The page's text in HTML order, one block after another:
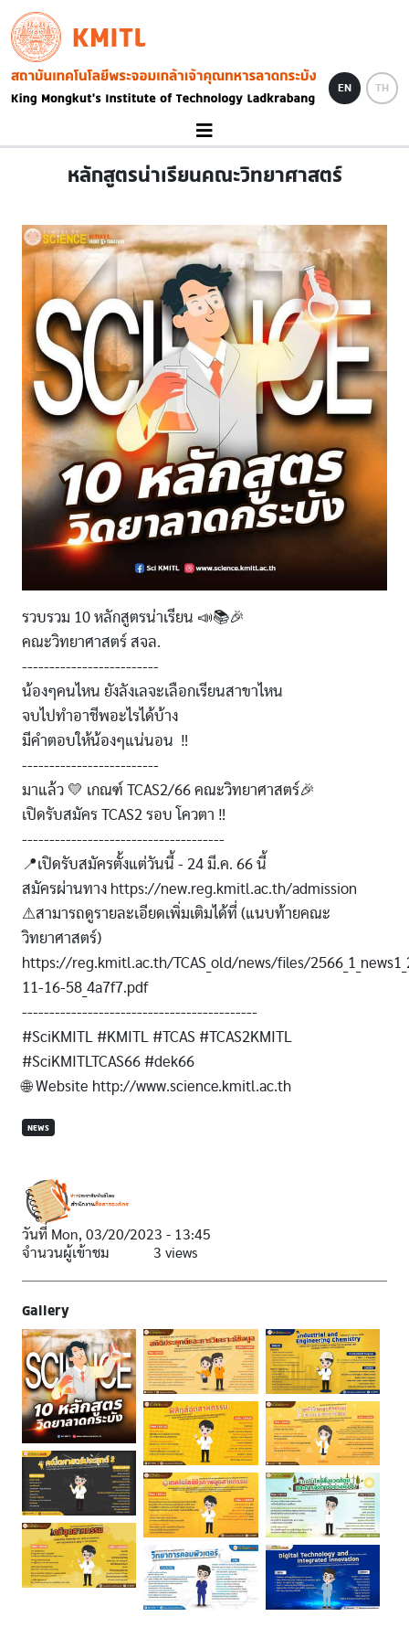
Skip to main content
KMITL
Image
EN TH
หลักสูตรน่าเรียนคณะวิทยาศาสตร์
รวบรวม 10 หลักสูตรน่าเรียน 📣📚🎉
คณะวิทยาศาสตร์ สจล.
-------------------------
น้องๆคนไหน ยังลังเลจะเลือกเรียนสาขาไหน
จบไปทำอาชีพอะไรได้บ้าง
มีคำตอบให้น้องๆแน่นอน ‼️
-------------------------
มาแล้ว 💛 เกณฑ์ TCAS2/66 คณะวิทยาศาสตร์🎉
เปิดรับสมัคร TCAS2 รอบ โควตา ‼
-------------------------------------
📍เปิดรับสมัครตั้งแต่วันนี้ - 24 มี.ค. 66 นี้
สมัครผ่านทาง https://new.reg.kmitl.ac.th/admission
⚠สามารถดูรายละเอียดเพิ่มเติมได้ที่ (แนบท้ายคณะ
วิทยาศาสตร์)
https://reg.kmitl.ac.th/TCAS_old/news/files/
11-16-58_4a7f7.pdf
-------------------------------------------
#SciKMITL #KMITL #TCAS #TCAS2KMITL
#SciKMITLTCAS66 #dek66
🌐 Website http://www.science.kmitl.ac.th
NEWS
วันที่ Mon, 03/20/2023 - 13:45
จำนวนผู้เข้าชม
3 views
Gallery